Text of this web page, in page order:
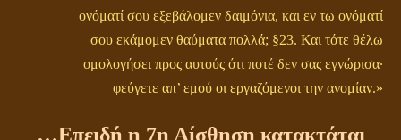
ονόματί σου εξεβάλομεν δαιμόνια, και εν τω ονόματί
σου εκάμομεν θαύματα πολλά; §23. Και τότε θέλω
ομολογήσει προς αυτούς ότι ποτέ δεν σας εγνώρισα·
φεύγετε απ’ εμού οι εργαζόμενοι την ανομίαν.»
…Επειδή η 7η Αίσθηση κατακτάται